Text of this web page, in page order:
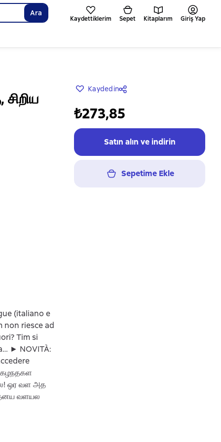
Ara
Kaydettiklerim Sepet Kitaplarım Giriş Yap
Kaydedin
₺273,85
Satın alın ve indirin
Sepetime Ekle
(italiano e
non riesce ad
Tim si
► NOVITÀ:
கழநதகள
ஒர வள அத
வளயல